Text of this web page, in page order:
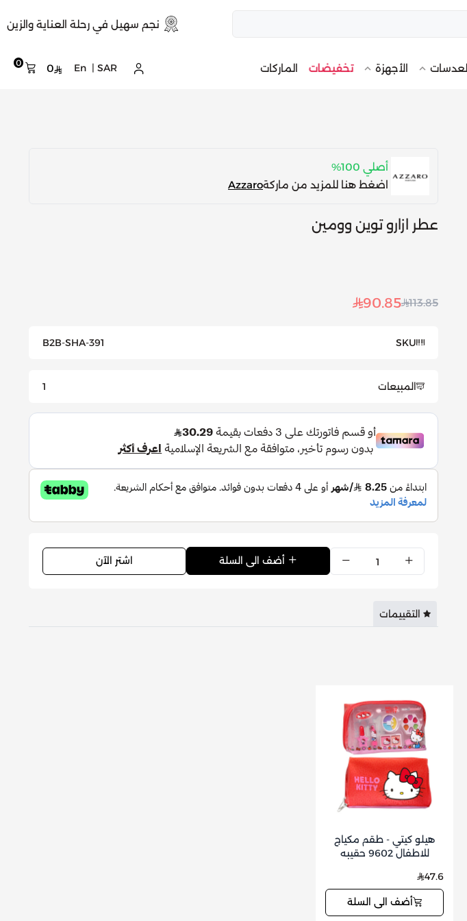
نجم سهيل في رحلة العناية والزين
العدسات الأجهزة تخفيضات الماركات 0 0 En SAR
أصلي 100%
اضغط هنا للمزيد من ماركةAzzaro
عطر ازارو توين وومين
113.85
90.85
SKU
B2B-SHA-391
المبيعات 1
اشتر الآن
التقييمات
هيلو كيتي - طقم مكياج
للاطفال 9602 حقيبه
47.6
أضف الى السلة